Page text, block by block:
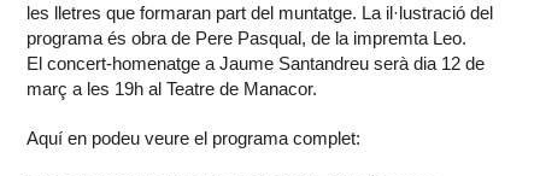
les lletres que formaran part del muntatge. La il·lustració del
programa és obra de Pere Pasqual, de la impremta Leo.
El concert-homenatge a Jaume Santandreu serà dia 12 de
març a les 19h al Teatre de Manacor.
Aquí en podeu veure el programa complet: